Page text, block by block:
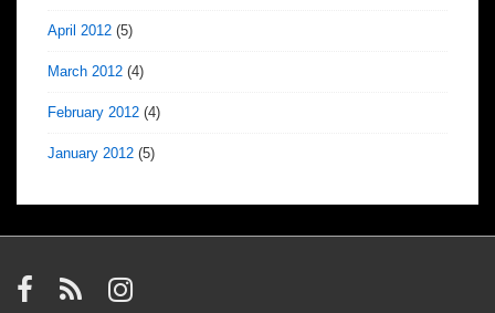
April 2012 (5)
March 2012 (4)
February 2012 (4)
January 2012 (5)